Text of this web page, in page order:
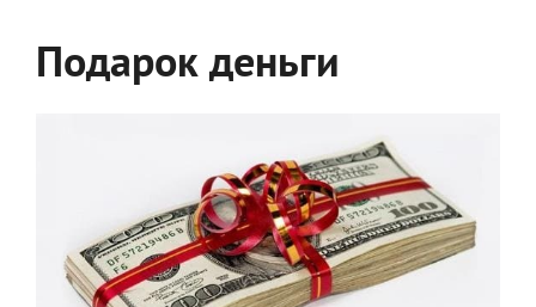
Подарок деньги